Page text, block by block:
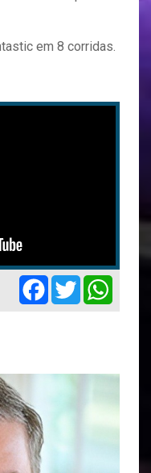
em 8 corridas.
Facebook
Twitter